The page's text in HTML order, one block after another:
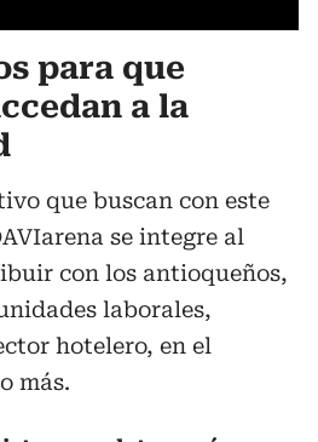
para que
a la
que buscan con este
se integre al
con los antioqueños,
laborales,
hotelero, en el
más.